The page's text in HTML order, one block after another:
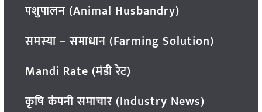
पशुपालन (Animal Husbandry)
समस्या – समाधान (Farming Solution)
Mandi Rate (मंडी रेट)
कृषि कंपनी समाचार (Industry News)